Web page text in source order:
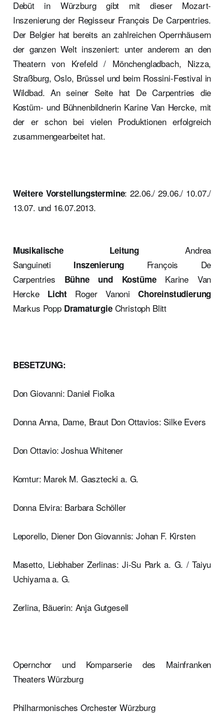
Debüt in Würzburg gibt mit dieser Mozart-
Inszenierung der Regisseur François De Carpentries.
Der Belgier hat bereits an zahlreichen Opernhäusern
der ganzen Welt inszeniert: unter anderem an den
Theatern von Krefeld / Mönchengladbach, Nizza,
Straßburg, Oslo, Brüssel und beim Rossini-Festival in
Wildbad. An seiner Seite hat De Carpentries die
Kostüm- und Bühnenbildnerin Karine Van Hercke, mit
der er schon bei vielen Produktionen erfolgreich
zusammengearbeitet hat.
Weitere Vorstellungstermine: 22.06./ 29.06./ 10.07./
13.07. und 16.07.2013.
Musikalische LeitungAndrea
Sanguineti Inszenierung François De
Carpentries Bühne und KostümeKarine Van
Hercke Licht Roger VanoniChoreinstudierung
Markus Popp DramaturgieChristoph Blitt
BESETZUNG:
Don Giovanni: Daniel Fiolka
Donna Anna, Dame, Braut Don Ottavios: Silke Evers
Don Ottavio: Joshua Whitener
Komtur: Marek M. Gasztecki a. G.
Donna Elvira: Barbara Schöller
Leporello, Diener Don Giovannis: Johan F. Kirsten
Masetto, Liebhaber Zerlinas: Ji-Su Park a. G. / Taiyu
Uchiyama a. G.
Zerlina, Bäuerin: Anja Gutgesell
Opernchor und Komparserie des Mainfranken
Theaters Würzburg
Philharmonisches Orchester Würzburg